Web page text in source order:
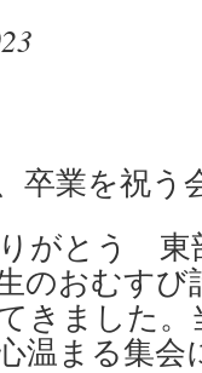
卒業を祝
りがとう
のおむすび
きました
温まる集